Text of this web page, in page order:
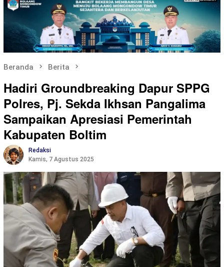
Beranda Berita
Hadiri Groundbreaking Dapur SPPG
Polres, Pj. Sekda Ikhsan Pangalima
Sampaikan Apresiasi Pemerintah
Kabupaten Boltim
Redaksi
Kamis, 7 Agustus 2025